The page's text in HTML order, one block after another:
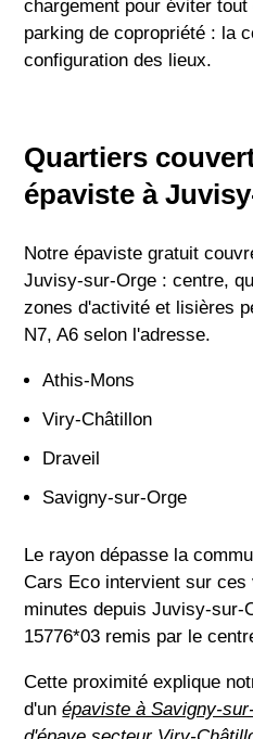
chargement pour éviter
parking de copropriété : la
configuration des lieux.
Quartiers
épaviste à
Notre épaviste gratuit
Juvisy-sur-Orge : centre,
zones d'activité et lisières
N7, A6 selon l'adresse.
Athis-Mons
Viry-Châtillon
Draveil
Savigny-sur-Orge
Le rayon dépasse la
Cars Eco intervient sur
minutes depuis Juvisy-sur-
15776*03 remis par le
Cette proximité explique
d'unépaviste à Savigny-